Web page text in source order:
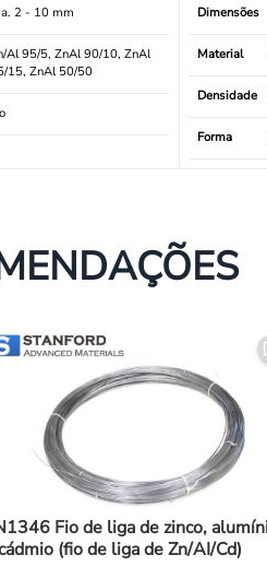
2 - 10 mm
Al 95/5, ZnAl 90/10, ZnAl
15, ZnAl 50/50
Dimensões
Material
Densidade
Forma
Fio de liga de zinco,
(fio de liga de Zn/AI/Cd)